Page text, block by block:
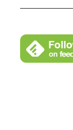
ー
ー
イ
ブ